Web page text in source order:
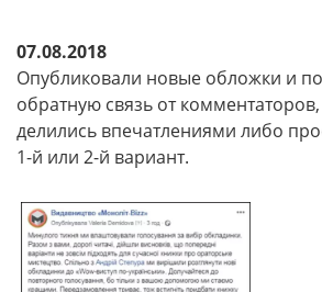
07.08.2018
Опубликовали новые обложки и
обратную связь от
делились впечатлениями либо
1-й или 2-й вариант.